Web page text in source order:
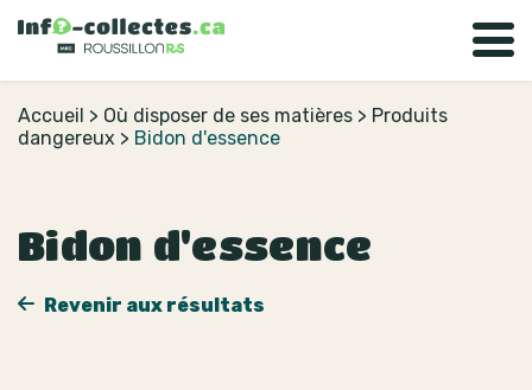
Accueil > Où disposer de ses matières > Produits
dangereux > Bidon d'essence
Bidon d'essence
Revenir aux résultats